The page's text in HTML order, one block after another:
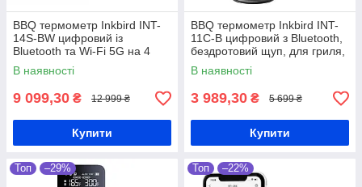
BBQ термометр Inkbird INT-
14S-BW цифровий із
Bluetooth та Wi-Fi 5G на 4
бездротові щупи
В наявності
9 099,30 ₴ 12 999 ₴
Купити
BBQ термометр Inkbird INT-
11C-B цифровий з Bluetooth,
бездротовий щуп, для гриля,
коптильні та духовки
В наявності
3 989,30 ₴ 5 699 ₴
Купити
Топ –29% Топ –22%